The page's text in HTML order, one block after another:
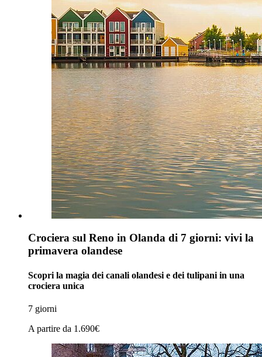
Crociera sul Reno in Olanda di 7 giorni: vivi la
primavera olandese
Scopri la magia dei canali olandesi e dei tulipani in una
crociera unica
7 giorni
A partire da 1.690€